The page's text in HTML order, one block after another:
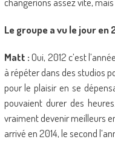
Le groupe a vu le jour en
Matt :Oui, 2012 c’est
à répéter dans des studios
pour le plaisir en se
pouvaient durer des
vraiment devenir meilleurs
arrivé en 2014, le second